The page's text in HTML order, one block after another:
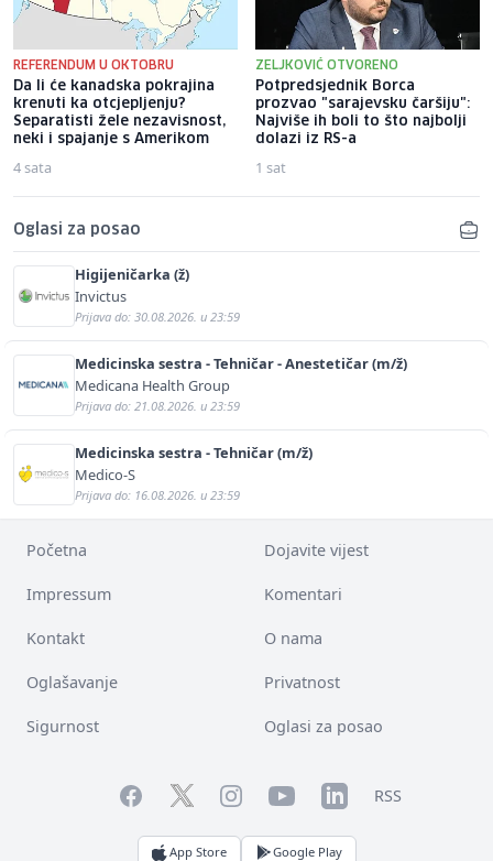
REFERENDUM U OKTOBRU
Da li će kanadska pokrajina
krenuti ka otcjepljenju?
Separatisti žele nezavisnost,
neki i spajanje s Amerikom
4 sata
ZELJKOVIĆ OTVORENO
Potpredsjednik Borca
prozvao "sarajevsku čaršiju":
Najviše ih boli to što najbolji
dolazi iz RS-a
1 sat
Oglasi za posao
Higijeničarka (ž)
Invictus
Prijava do: 30.08.2026. u 23:59
Medicinska sestra - Tehničar - Anestetičar (m/ž)
Medicana Health Group
Prijava do: 21.08.2026. u 23:59
Medicinska sestra - Tehničar (m/ž)
Medico-S
Prijava do: 16.08.2026. u 23:59
Početna Dojavite vijest
Impressum Komentari
Kontakt O nama
Oglašavanje Privatnost
Sigurnost Oglasi za posao
FacebookTwitterInstagramYouTubeLinkedInRSS
App Store Google Play